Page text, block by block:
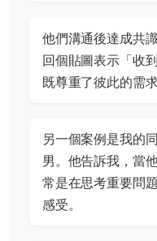
他們溝通後達成共
回個貼圖表示「收
既尊重了彼此的需
另一個案例是我的
男。他告訴我，當
常是在思考重要問
感受。